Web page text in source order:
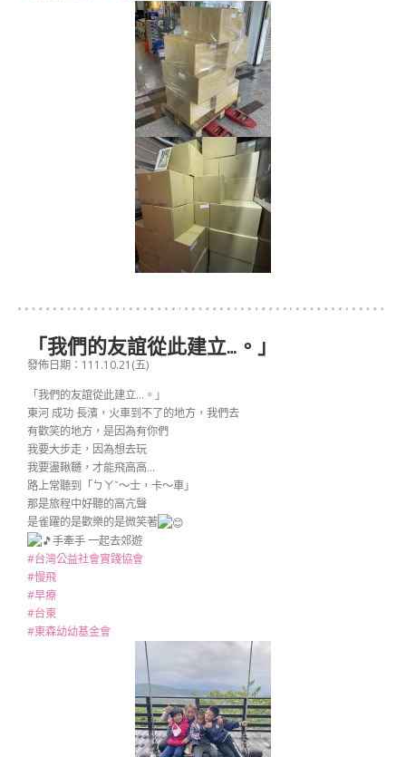
「我們的友誼從此建立…。」
發佈日期：111.10.21(五)
「我們的友誼從此建立…。」
東河 成功 長濱，火車到不了的地方，我們去
有歡笑的地方，是因為有你們
我要大步走，因為想去玩
我要盪鞦韆，才能飛高高…
路上常聽到「ㄅㄚˇ～士，卡～車」
那是旅程中好聽的高亢聲
是雀躍的是歡樂的是微笑著
手牽手 一起去郊遊
#台灣公益社會實踐協會
#慢飛
#早療
#台東
#東森幼幼基金會